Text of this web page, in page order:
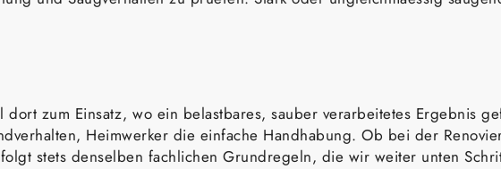
zum Einsatz, wo ein belastbares, sauber verarbeitetes Ergebnis
Heimwerker die einfache Handhabung. Ob bei der
stets denselben fachlichen Grundregeln, die wir weiter unten